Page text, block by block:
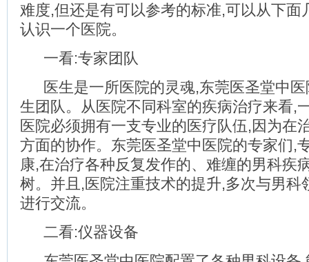
难度,但还是有可以参考的标准,可以从下面
认识一个医院。
一看:专家团队
医生是一所医院的灵魂,东莞医圣堂中
生团队。从医院不同科室的疾病治疗来看,
医院必须拥有一支专业的医疗队伍,因为在
方面的协作。东莞医圣堂中医院的专家们,
康,在治疗各种反复发作的、难缠的男科疾
树。并且,医院注重技术的提升,多次与男科
进行交流。
二看:仪器设备